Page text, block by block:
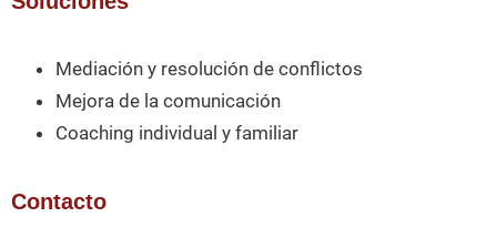
Mediación y resolución de conflictos
Mejora de la comunicación
Coaching individual y familiar
Contacto